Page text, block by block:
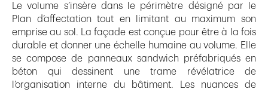
Le volume s’insère dans le périmètre désigné par le
Plan d’affectation tout en limitant au maximum son
emprise au sol. La façade est conçue pour être à la fois
durable et donner une échelle humaine au volume. Elle
se compose de panneaux sandwich préfabriqués en
béton qui dessinent une trame révélatrice de
l’organisation interne du bâtiment. Les nuances de